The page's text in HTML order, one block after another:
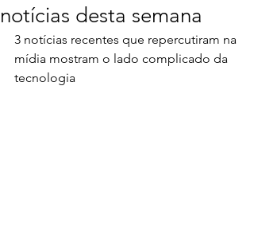
notícias desta semana
3 notícias recentes que repercutiram na
mídia mostram o lado complicado da
tecnologia